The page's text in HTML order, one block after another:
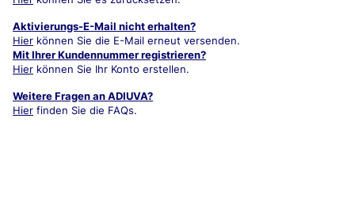
Aktivierungs-E-Mail nicht erhalten?
Hier können Sie die E-Mail erneut versenden.
Mit Ihrer Kundennummer registrieren?
Hier können Sie Ihr Konto erstellen.
Weitere Fragen an ADIUVA?
Hier finden Sie die FAQs.